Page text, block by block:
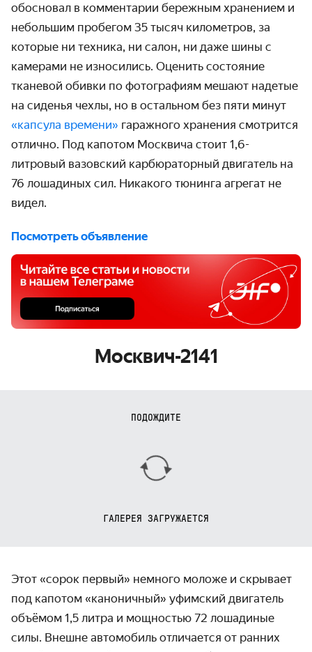
обосновал в комментарии бережным хранением и
небольшим пробегом 35 тысяч километров, за
которые ни техника, ни салон, ни даже шины с
камерами не износились. Оценить состояние
тканевой обивки по фотографиям мешают надетые
на сиденья чехлы, но в остальном без пяти минут
«капсула времени» гаражного хранения смотрится
отлично. Под капотом Москвича стоит 1,6-
литровый вазовский карбюраторный двигатель на
76 лошадиных сил. Никакого тюнинга агрегат не
видел.
Посмотреть объявление
Москвич-2141
ПОДОЖДИТЕ
ГАЛЕРЕЯ ЗАГРУЖАЕТСЯ
Этот «сорок первый» немного моложе и скрывает
под капотом «каноничный» уфимский двигатель
объёмом 1,5 литра и мощностью 72 лошадиные
силы. Внешне автомобиль отличается от ранних